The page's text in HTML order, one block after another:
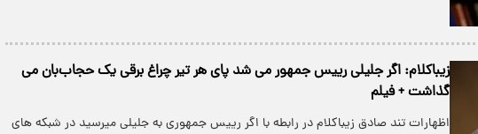
زیباکلام: اگر جلیلی رییس جمهور می شد پای هر تیر چراغ برقی یک حجاب‌بان می
گذاشت + فیلم
اظهارات تند صادق زیباکلام در رابطه با اگر رییس جمهوری به جلیلی میرسید در شبکه های